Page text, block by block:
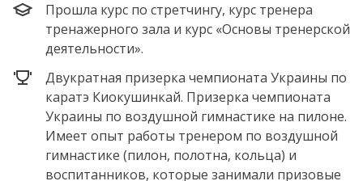
Прошла курс по стретчингу, курс тренера
тренажерного зала и курс «Основы тренерской
деятельности».
Двукратная призерка чемпионата Украины по
каратэ Киокушинкай. Призерка чемпионата
Украины по воздушной гимнастике на пилоне.
Имеет опыт работы тренером по воздушной
гимнастике (пилон, полотна, кольца) и
воспитанников, которые занимали призовые